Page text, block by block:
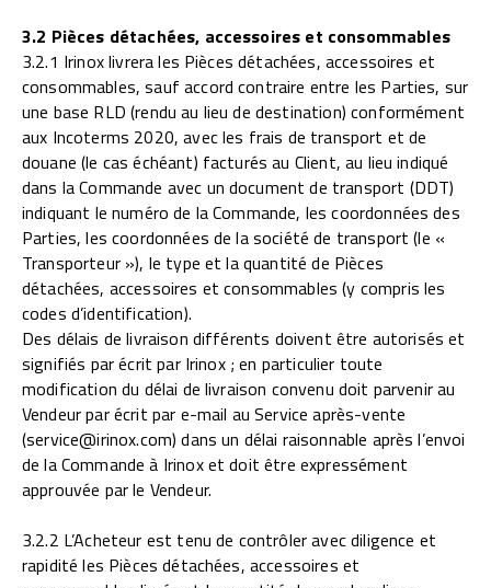
3.2 Pièces détachées, accessoires et consommables
3.2.1 Irinox livrera les Pièces détachées, accessoires et
consommables, sauf accord contraire entre les Parties, sur
une base RLD (rendu au lieu de destination) conformément
aux Incoterms 2020, avec les frais de transport et de
douane (le cas échéant) facturés au Client, au lieu indiqué
dans la Commande avec un document de transport (DDT)
indiquant le numéro de la Commande, les coordonnées des
Parties, les coordonnées de la société de transport (le «
Transporteur »), le type et la quantité de Pièces
détachées, accessoires et consommables (y compris les
codes d’identification).
Des délais de livraison différents doivent être autorisés et
signifiés par écrit par Irinox ; en particulier toute
modification du délai de livraison convenu doit parvenir au
Vendeur par écrit par e-mail au Service après-vente
(service@irinox.com) dans un délai raisonnable après l’envoi
de la Commande à Irinox et doit être expressément
approuvée par le Vendeur.
3.2.2 L’Acheteur est tenu de contrôler avec diligence et
rapidité les Pièces détachées, accessoires et